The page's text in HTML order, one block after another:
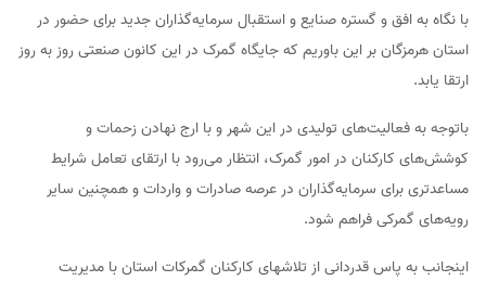
با نگاه به افق و گستره صنایع و استقبال سرمایه‌گذاران جدید برای حضور در
استان هرمزگان بر این باوریم که جایگاه گمرک در این کانون صنعتی روز به روز
ارتقا ‌یابد.
باتوجه به فعالیت‌های تولیدی در این شهر و با ارج نهادن زحمات و
کوشش‌های کارکنان در امور گمرک، انتظار می‌رود با ارتقای تعامل شرایط
مساعدتری برای سرمایه‌گذاران در عرصه صادرات و واردات و همچنین سایر
رویه‌های گمرکی فراهم شود.
اینجانب به پاس قدردانی از تلاشهای کارکنان گمرکات استان با مدیریت